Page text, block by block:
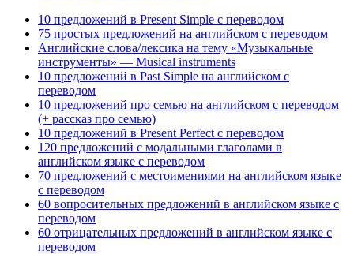
10 предложений в Present Simple с переводом
75 простых предложений на английском с переводом
Английские слова/лексика на тему «Музыкальные
инструменты» — Musical instruments
10 предложений в Past Simple на английском с
переводом
10 предложений про семью на английском с переводом
(+ рассказ про семью)
10 предложений в Present Perfect с переводом
120 предложений с модальными глаголами в
английском языке с переводом
70 предложений с местоимениями на английском языке
с переводом
60 вопросительных предложений в английском языке с
переводом
60 отрицательных предложений в английском языке с
переводом